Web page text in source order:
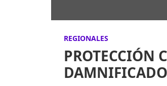
REGIONALES
PROTECCIÓN